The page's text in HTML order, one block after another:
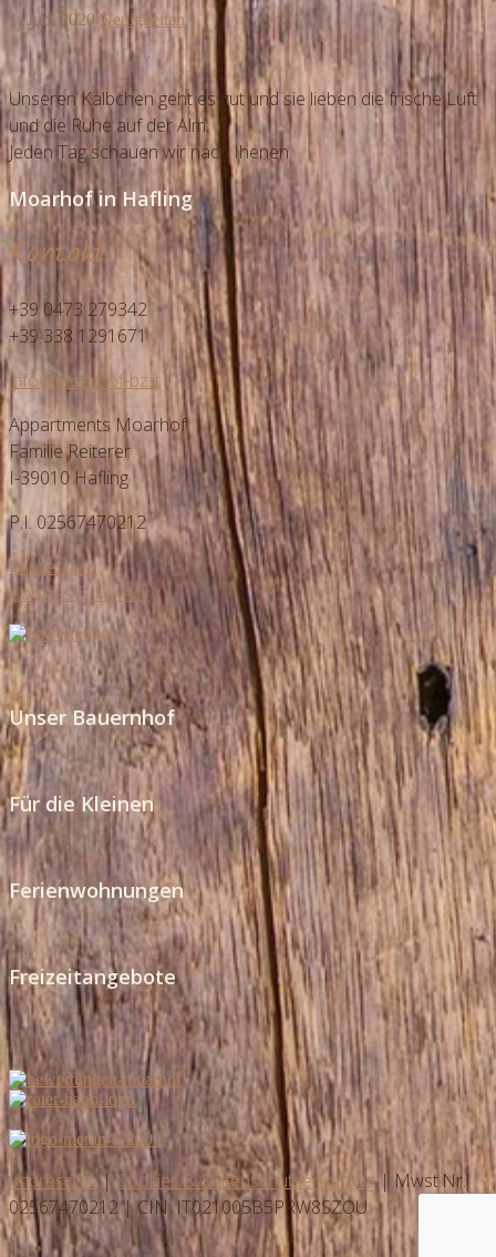
1. Juni 2020 Neuigkeiten
Unseren Kälbchen geht es gut und sie lieben die frische Luft
und die Ruhe auf der Alm.
Jeden Tag schauen wir nach Ihenen.
Moarhof in Hafling
Kontakt
+39 0473 279342
+39 338 1291671
info@moarhof-bz.it
Appartments Moarhof
Familie Reiterer
I-39010 Hafling
P.I. 02567470212
Impressum
Cookies & Privacy
Unser Bauernhof
Für die Kleinen
Ferienwohnungen
Freizeitangebote
Impressum|Cookies & Datenschutzerklärung| Mwst.Nr.
02567470212 | CIN: IT021005B5PRW8SZQU